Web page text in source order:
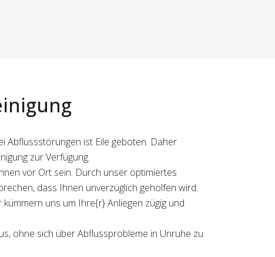
Abflussstörungen ist Eile geboten. Daher
zur Verfügung.
vor Ort sein. Durch unser optimiertes
dass Ihnen unverzüglich geholfen wird.
uns um Ihre{r} Anliegen zügig und
ohne sich über Abflussprobleme in Unruhe zu